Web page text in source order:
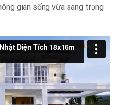
gian sống vừa sang trọng